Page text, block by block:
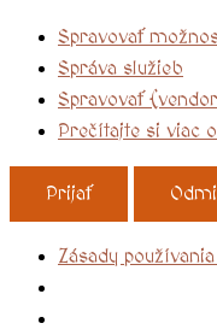
Spravovať
Správa služieb
Spravovať
Prečítajte si viac
Prijať
Zásady